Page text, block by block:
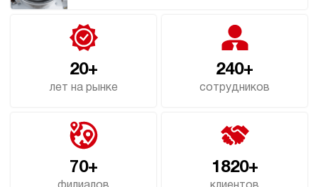
20+
лет на рынке
240+
сотрудников
70+ 1820+